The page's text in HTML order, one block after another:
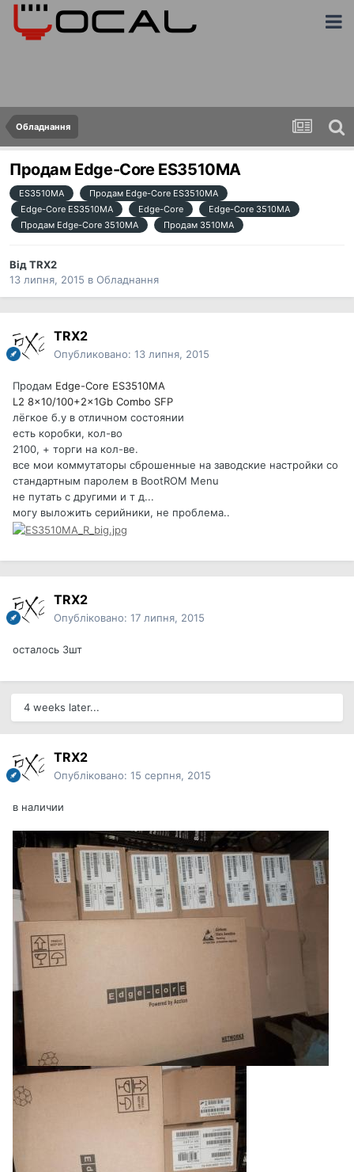
Обладнання
Продам Edge-Core ES3510MA
ES3510MA
Продам Edge-Core ES3510MA
Edge-Core ES3510MA
Edge-Core
Edge-Core 3510MA
Продам Edge-Core 3510MA
Продам 3510MA
ВідTRX2
13 липня, 2015 в Обладнання
TRX2
Опубликовано: 13 липня, 2015
Продам Edge-Core ES3510MA
L2 8x10/100+2x1Gb Combo SFP
лёгкое б.у в отличном состоянии
есть коробки, кол-во
2100, + торги на кол-ве.
все мои коммутаторы сброшенные на заводские настройки со
стандартным паролем в BootROM Menu
не путать с другими и т д...
могу выложить серийники, не проблема..
TRX2
Опубліковано: 17 липня, 2015
осталось 3шт
4 weeks later...
TRX2
Опубліковано: 15 серпня, 2015
в наличии